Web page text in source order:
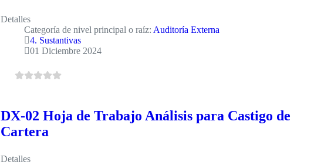
Detalles
Categoría de nivel principal o raíz: Auditoría Externa
4. Sustantivas
01 Diciembre 2024
DX-02 Hoja de Trabajo Análisis para Castigo de
Cartera
Detalles